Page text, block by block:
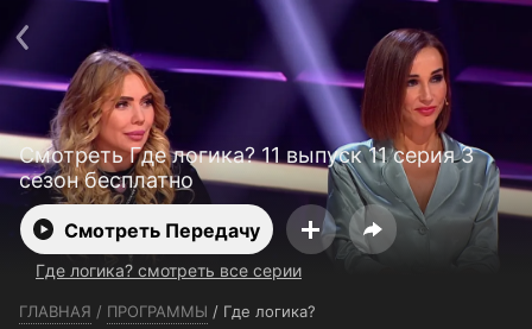
Смотреть Где логика? 11 выпуск 11 серия 3
сезон бесплатно
Смотреть Передачу
Где логика? смотреть все серии
ГЛАВНАЯ / ПРОГРАММЫ / Где логика?
Пользовательское соглашение
Политика конфиденциальности
Открыть приложение
Ввести промокод